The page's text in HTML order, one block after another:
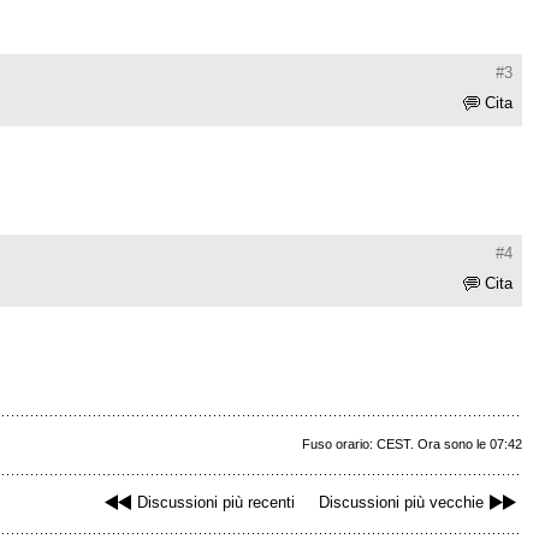
#3
Cita
#4
Cita
Fuso orario: CEST. Ora sono le 07:42
Discussioni più recenti Discussioni più vecchie